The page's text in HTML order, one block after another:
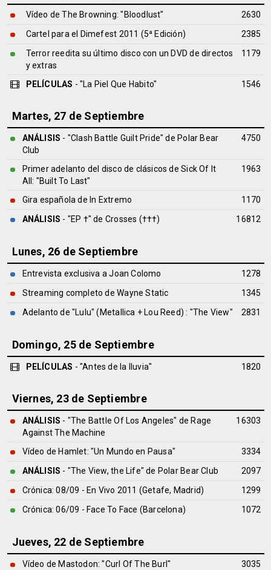
Vídeo de The Browning: "Bloodlust"
2630
Cartel para el Dimefest 2011 (5ª Edición)
2385
Terror reedita su último disco con un DVD de directos
y extras
1179
PELÍCULAS - "La Piel Que Habito" 1546
Martes, 27 de Septiembre
ANÁLISIS - "Clash Battle Guilt Pride" de Polar Bear
Club
4750
Primer adelanto del disco de clásicos de Sick Of It
All: "Built To Last"
1963
Gira española de In Extremo
1170
ANÁLISIS - "EP †" de Crosses (†††) 16812
Lunes, 26 de Septiembre
Entrevista exclusiva a Joan Colomo
1278
Streaming completo de Wayne Static
1345
Adelanto de "Lulu" (Metallica + Lou Reed) : "The View"
2831
Domingo, 25 de Septiembre
PELÍCULAS - "Antes de la lluvia" 1820
Viernes, 23 de Septiembre
ANÁLISIS - "The Battle Of Los Angeles" de Rage
Against The Machine
16303
Vídeo de Hamlet: "Un Mundo en Pausa"
3334
ANÁLISIS - "The View, the Life" de Polar Bear Club
2097
Crónica: 08/09 - En Vivo 2011 (Getafe, Madrid)
1299
Crónica: 06/09 - Face To Face (Barcelona)
1072
Jueves, 22 de Septiembre
Vídeo de Mastodon: "Curl Of The Burl"
3035